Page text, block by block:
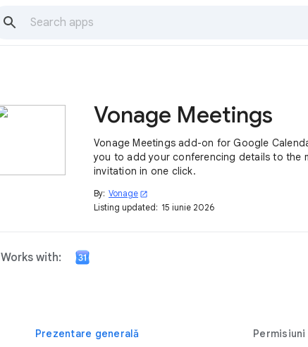
Vonage Meetings
Vonage Meetings add-on for Google
you to add your conferencing details to the
invitation in one click.
By: Vonage open_in_new
Listing updated: 15 iunie 2026
Works with:
Prezentare generală Permisiuni